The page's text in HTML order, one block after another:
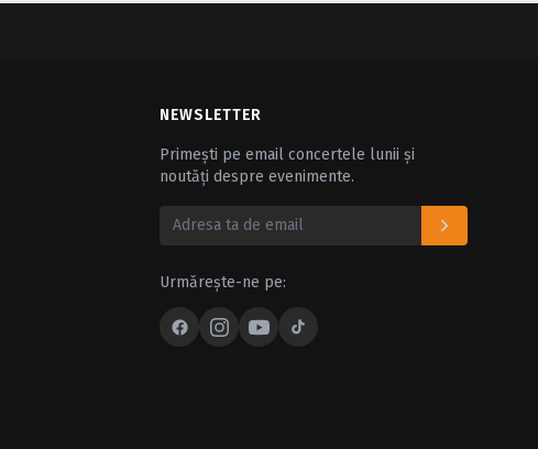
NEWSLETTER
Primești pe email concertele lunii și
noutăți despre evenimente.
Urmărește-ne pe: